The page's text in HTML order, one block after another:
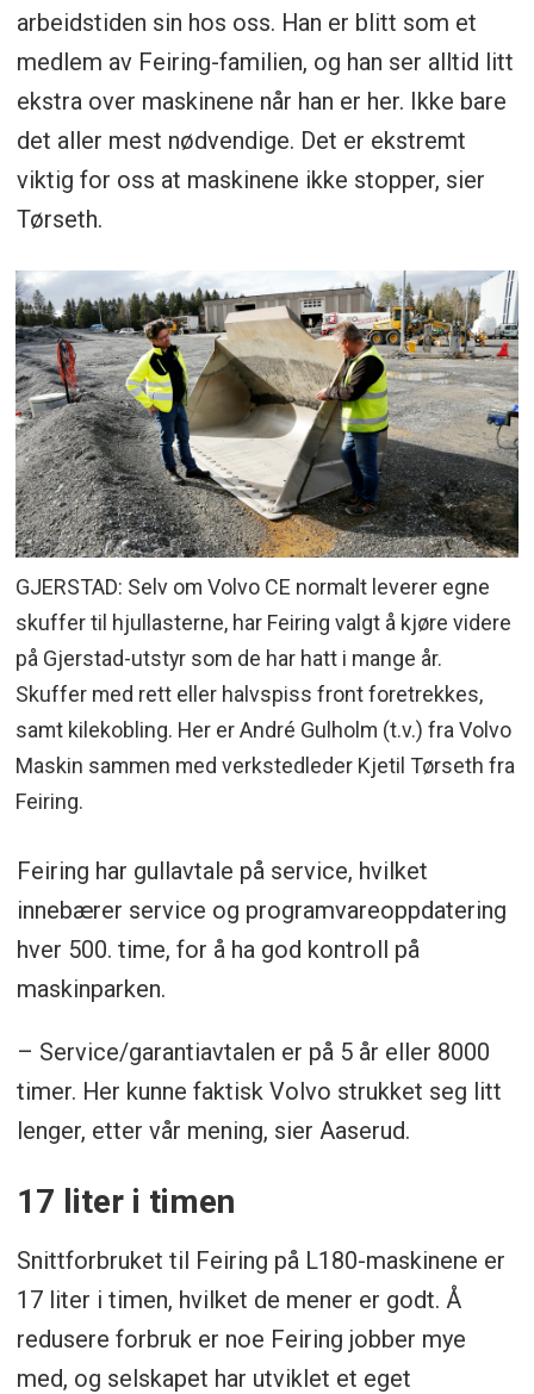
arbeidstiden sin hos oss. Han er blitt som et
medlem av Feiring-familien, og han ser alltid litt
ekstra over maskinene når han er her. Ikke bare
det aller mest nødvendige. Det er ekstremt
viktig for oss at maskinene ikke stopper, sier
Tørseth.
GJERSTAD: Selv om Volvo CE normalt leverer egne
skuffer til hjullasterne, har Feiring valgt å kjøre videre
på Gjerstad-utstyr som de har hatt i mange år.
Skuffer med rett eller halvspiss front foretrekkes,
samt kilekobling. Her er André Gulholm (t.v.) fra Volvo
Maskin sammen med verkstedleder Kjetil Tørseth fra
Feiring.
Feiring har gullavtale på service, hvilket
innebærer service og programvareoppdatering
hver 500. time, for å ha god kontroll på
maskinparken.
– Service/garantiavtalen er på 5 år eller 8000
timer. Her kunne faktisk Volvo strukket seg litt
lenger, etter vår mening, sier Aaserud.
17 liter i timen
Snittforbruket til Feiring på L180-maskinene er
17 liter i timen, hvilket de mener er godt. Å
redusere forbruk er noe Feiring jobber mye
med, og selskapet har utviklet et eget